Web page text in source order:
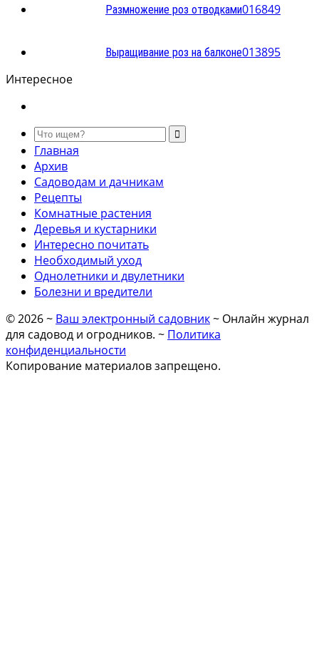
Размножение роз отводками016849
Выращивание роз на балконе013895
Интересное
Главная
Архив
Садоводам и дачникам
Рецепты
Комнатные растения
Деревья и кустарники
Интересно почитать
Необходимый уход
Однолетники и двулетники
Болезни и вредители
©2026~ Ваш электронный садовник~ Онлайн журнал
для садовод и огродников. ~ Политика
конфиденциальности
Копирование материалов запрещено.